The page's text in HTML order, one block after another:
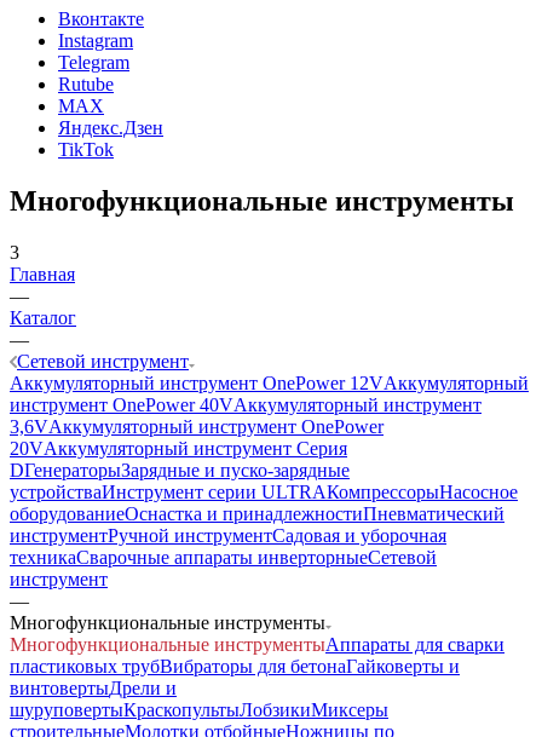
Вконтакте
Instagram
Telegram
Rutube
MAX
Яндекс.Дзен
TikTok
Многофункциональные инструменты
3
Главная
—
Каталог
—
Сетевой инструмент
Аккумуляторный инструмент OnePower 12VАккумуляторный
инструмент OnePower 40VАккумуляторный инструмент
3,6VАккумуляторный инструмент OnePower
20VАккумуляторный инструмент Серия
DГенераторыЗарядные и пуско-зарядные
устройстваИнструмент серии ULTRAКомпрессорыНасосное
оборудованиеОснастка и принадлежностиПневматический
инструментРучной инструментСадовая и уборочная
техникаСварочные аппараты инверторныеСетевой
инструмент
—
Многофункциональные инструменты
Многофункциональные инструментыАппараты для сварки
пластиковых трубВибраторы для бетонаГайковерты и
винтовертыДрели и
шуруповертыКраскопультыЛобзикиМиксеры
строительныеМолотки отбойныеНожницы по